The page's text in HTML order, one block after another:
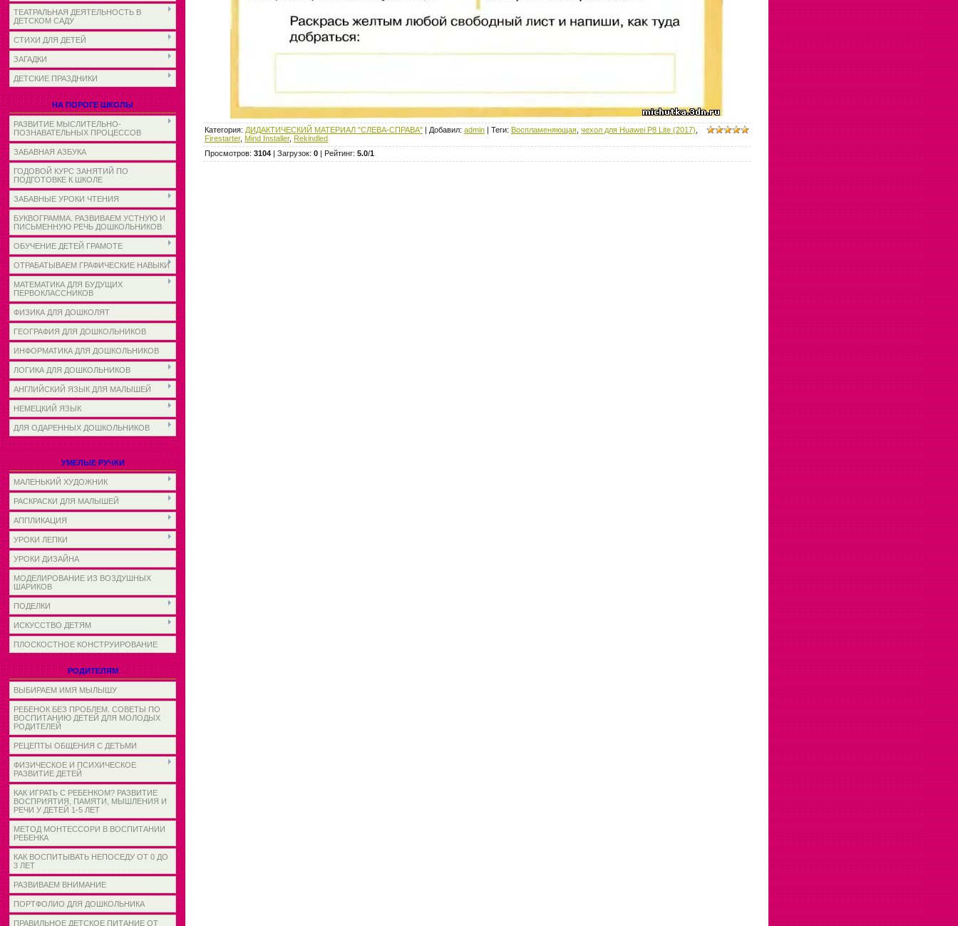
ТЕАТРАЛЬНАЯ ДЕЯТЕЛЬНОСТЬ В
ДЕТСКОМ САДУ
СТИХИ ДЛЯ ДЕТЕЙ
ЗАГАДКИ
ДЕТСКИЕ ПРАЗДНИКИ
НА ПОРОГЕ ШКОЛЫ
РАЗВИТИЕ МЫСЛИТЕЛЬНО-
ПОЗНАВАТЕЛЬНЫХ ПРОЦЕССОВ
ЗАБАВНАЯ АЗБУКА
ГОДОВОЙ КУРС ЗАНЯТИЙ ПО
ПОДГОТОВКЕ К ШКОЛЕ
ЗАБАВНЫЕ УРОКИ ЧТЕНИЯ
БУКВОГРАММА. РАЗВИВАЕМ УСТНУЮ И
ПИСЬМЕННУЮ РЕЧЬ ДОШКОЛЬНИКОВ
ОБУЧЕНИЕ ДЕТЕЙ ГРАМОТЕ
ОТРАБАТЫВАЕМ ГРАФИЧЕСКИЕ НАВЫКИ
МАТЕМАТИКА ДЛЯ БУДУЩИХ
ПЕРВОКЛАССНИКОВ
ФИЗИКА ДЛЯ ДОШКОЛЯТ
ГЕОГРАФИЯ ДЛЯ ДОШКОЛЬНИКОВ
ИНФОРМАТИКА ДЛЯ ДОШКОЛЬНИКОВ
ЛОГИКА ДЛЯ ДОШКОЛЬНИКОВ
АНГЛИЙСКИЙ ЯЗЫК ДЛЯ МАЛЫШЕЙ
НЕМЕЦКИЙ ЯЗЫК
ДЛЯ ОДАРЕННЫХ ДОШКОЛЬНИКОВ
УМЕЛЫЕ РУЧКИ
МАЛЕНЬКИЙ ХУДОЖНИК
РАСКРАСКИ ДЛЯ МАЛЫШЕЙ
АППЛИКАЦИЯ
УРОКИ ЛЕПКИ
УРОКИ ДИЗАЙНА
МОДЕЛИРОВАНИЕ ИЗ ВОЗДУШНЫХ
ШАРИКОВ
ПОДЕЛКИ
ИСКУССТВО ДЕТЯМ
ПЛОСКОСТНОЕ КОНСТРУИРОВАНИЕ
РОДИТЕЛЯМ
ВЫБИРАЕМ ИМЯ МЫЛЫШУ
РЕБЕНОК БЕЗ ПРОБЛЕМ. СОВЕТЫ ПО
ВОСПИТАНИЮ ДЕТЕЙ ДЛЯ МОЛОДЫХ
РОДИТЕЛЕЙ
РЕЦЕПТЫ ОБЩЕНИЯ С ДЕТЬМИ
ФИЗИЧЕСКОЕ И ПСИХИЧЕСКОЕ
РАЗВИТИЕ ДЕТЕЙ
КАК ИГРАТЬ С РЕБЕНКОМ? РАЗВИТИЕ
ВОСПРИЯТИЯ, ПАМЯТИ, МЫШЛЕНИЯ И
РЕЧИ У ДЕТЕЙ 1-5 ЛЕТ
МЕТОД МОНТЕССОРИ В ВОСПИТАНИИ
РЕБЕНКА
КАК ВОСПИТЫВАТЬ НЕПОСЕДУ ОТ 0 ДО
3 ЛЕТ
РАЗВИВАЕМ ВНИМАНИЕ
ПОРТФОЛИО ДЛЯ ДОШКОЛЬНИКА
ПРАВИЛЬНОЕ ДЕТСКОЕ ПИТАНИЕ ОТ
Категория: ДИДАКТИЧЕСКИЙ МАТЕРИАЛ "СЛЕВА-СПРАВА" | Добавил: admin | Теги: Воспламеняющая чехол для Huawei P8 Lite (2017)
Firestarter, Mind Installer, Rekindled
Просмотров: 3104 | Загрузок: 0 | Рейтинг: 5.0/1